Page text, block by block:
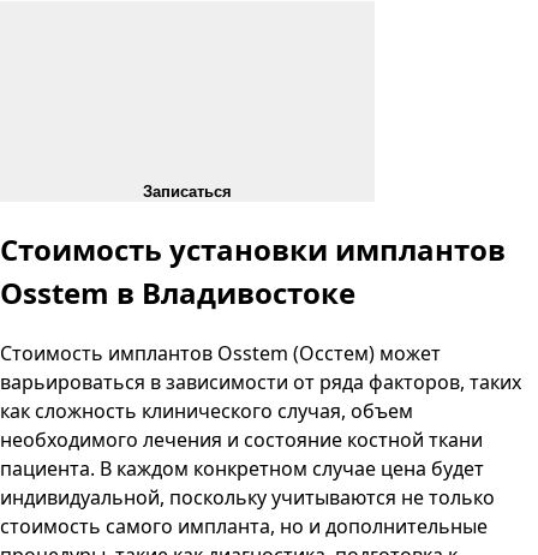
Записаться
Стоимость установки имплантов
Osstem в Владивостоке
Стоимость имплантов Osstem (Осстем) может
варьироваться в зависимости от ряда факторов, таких
как сложность клинического случая, объем
необходимого лечения и состояние костной ткани
пациента. В каждом конкретном случае цена будет
индивидуальной, поскольку учитываются не только
стоимость самого импланта, но и дополнительные